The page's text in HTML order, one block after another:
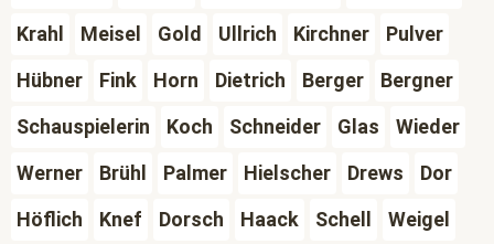
Krahl
Meisel Gold Ullrich Kirchner
Pulver
Hübner
Fink Horn Dietrich Berger
Bergner
Schauspielerin
Koch Schneider Glas
Wieder
Werner
Brühl Palmer Hielscher Drews
Dor
Höflich
Knef Dorsch Haack Schell
Weigel